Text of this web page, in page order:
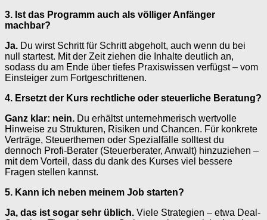
3. Ist das Programm auch als völliger Anfänger
machbar?
Ja. Du wirst Schritt für Schritt abgeholt, auch wenn du bei
null startest. Mit der Zeit ziehen die Inhalte deutlich an,
sodass du am Ende über tiefes Praxiswissen verfügst – vom
Einsteiger zum Fortgeschrittenen.
4. Ersetzt der Kurs rechtliche oder steuerliche Beratung?
Ganz klar: nein. Du erhältst unternehmerisch wertvolle
Hinweise zu Strukturen, Risiken und Chancen. Für konkrete
Verträge, Steuerthemen oder Spezialfälle solltest du
dennoch Profi-Berater (Steuerberater, Anwalt) hinzuziehen –
mit dem Vorteil, dass du dank des Kurses viel bessere
Fragen stellen kannst.
5. Kann ich neben meinem Job starten?
Ja, das ist sogar sehr üblich. Viele Strategien – etwa Deal-